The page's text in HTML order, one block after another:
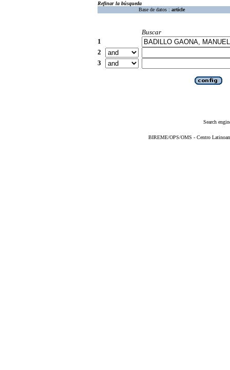
Refinar la búsqueda
Base de datos : article
Buscar
1
2
3
Search
BIREME/OPS/OMS - Centro